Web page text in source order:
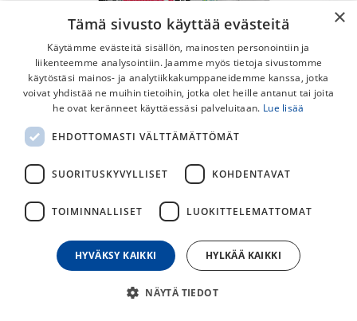
SIS Rego Rapid Recovery 1.5kg
jolla saat palautumisen käyntiin heti harjoituksen jälkeen.
55,00€
päivän alin hinta
×
Tämä sivusto käyttää evästeitä
Käytämme evästeitä sisällön, mainosten personointiin ja
liikenteemme analysointiin. Jaamme myös tietoja sivustomme
käytöstäsi mainos- ja analytiikkakumppaneidemme kanssa, jotka
voivat yhdistää ne muihin tietoihin, jotka olet heille antanut tai joita
he ovat keränneet käyttäessäsi palveluitaan. Lue lisää
EHDOTTOMASTI VÄLTTÄMÄTTÖMÄT
SUORITUSKYVYLLISET KOHDENTAVAT
TOIMINNALLISET LUOKITTELEMATTOMAT
HYVÄKSY KAIKKI HYLKÄÄ KAIKKI
NÄYTÄ TIEDOT